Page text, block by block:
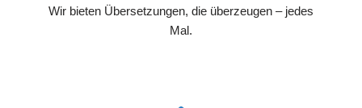
Wir bieten Übersetzungen, die überzeugen – jedes
Mal.